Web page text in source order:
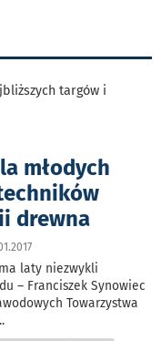
targów i
młodych
drewna
laty niezwykli
– Franciszek Synowiec
Towarzystwa